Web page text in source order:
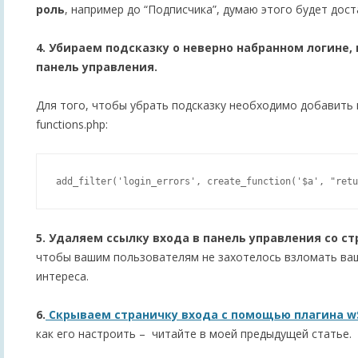
роль, например до “Подписчика”, думаю этого будет
4. Убираем подсказку о неверно набранном логине,
панель управления.
Для того, чтобы убрать подсказку необходимо
functions.php:
5. Удаляем ссылку входа в панель управления со
чтобы вашим пользователям не захотелось взломать
интереса.
6. Скрываем страничку входа с помощью плагина
как его настроить – читайте в моей предыдущей статье.